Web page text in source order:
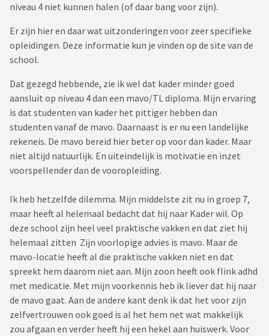
niveau 4 niet kunnen halen (of daar bang voor zijn).
Er zijn hier en daar wat uitzonderingen voor zeer specifieke
opleidingen. Deze informatie kun je vinden op de site van de
school.
Dat gezegd hebbende, zie ik wel dat kader minder goed
aansluit op niveau 4 dan een mavo/TL diploma. Mijn ervaring
is dat studenten van kader het pittiger hebben dan
studenten vanaf de mavo. Daarnaast is er nu een landelijke
rekeneis. De mavo bereid hier beter op voor dan kader. Maar
niet altijd natuurlijk. En uiteindelijk is motivatie en inzet
voorspellender dan de vooropleiding.
Ik heb hetzelfde dilemma. Mijn middelste zit nu in groep 7,
maar heeft al helemaal bedacht dat hij naar Kader wil. Op
deze school zijn heel veel praktische vakken en dat ziet hij
helemaal zitten Zijn voorlopige advies is mavo. Maar de
mavo-locatie heeft al die praktische vakken niet en dat
spreekt hem daarom niet aan. Mijn zoon heeft ook flink adhd
met medicatie. Met mijn voorkennis heb ik liever dat hij naar
de mavo gaat. Aan de andere kant denk ik dat het voor zijn
zelfvertrouwen ook goed is al het hem net wat makkelijk
zou afgaan en verder heeft hij een hekel aan huiswerk. Voor